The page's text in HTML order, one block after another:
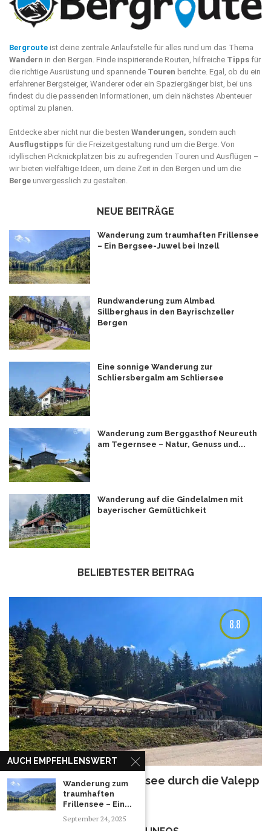
Bergroute ist deine zentrale Anlaufstelle für alles rund um das Thema
Wandern in den Bergen. Finde inspirierende Routen, hilfreiche Tipps für
die richtige Ausrüstung und spannende Touren berichte. Egal, ob du ein
erfahrener Bergsteiger, Wanderer oder ein Spaziergänger bist, bei uns
findest du die passenden Informationen, um dein nächstes Abenteuer
optimal zu planen.
Entdecke aber nicht nur die besten Wanderungen, sondern auch
Ausflugstipps für die Freizeitgestaltung rund um die Berge. Von
idyllischen Picknickplätzen bis zu aufregenden Touren und Ausflügen –
wir bieten vielfältige Ideen, um deine Zeit in den Bergen und um die
Berge unvergesslich zu gestalten.
NEUE BEITRÄGE
Wanderung zum traumhaften Frillensee
– Ein Bergsee-Juwel bei Inzell
Rundwanderung zum Almbad
Sillberghaus in den Bayrischzeller
Bergen
Eine sonnige Wanderung zur
Schliersbergalm am Schliersee
Wanderung zum Berggasthof Neureuth
am Tegernsee – Natur, Genuss und...
Wanderung auf die Gindelalmen mit
bayerischer Gemütlichkeit
BELIEBTESTER BEITRAG
8.8
Wanderung vom Spitzingsee durch die Valepp
zum Forsthaus Valepp
AUCH EMPFEHLENSWERT
Wanderung zum
traumhaften
Frillensee – Ein...
September 24, 2025